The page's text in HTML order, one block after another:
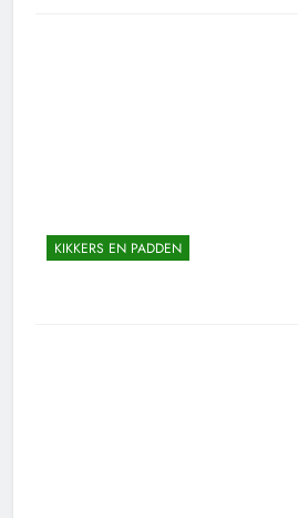
KIKKERS EN PADDEN